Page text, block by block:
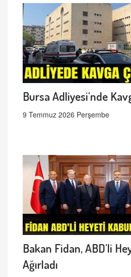
Bursa Adliyesi'nde
9 Temmuz 2026 Perşembe
Bakan Fidan, ABD'li
Ağırladı